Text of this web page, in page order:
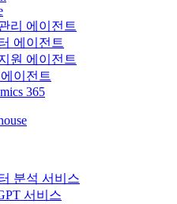
리 에이전트
에이전트
원 에이전트
이전트
365
분석 서비스
서비스